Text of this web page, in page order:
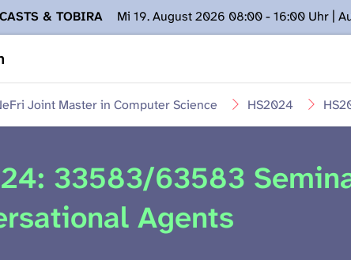
& TOBIRA
Mi 19. August 2026 08:00 - 16:00 Uhr |
nicht zur Verfügung stehen. Kontakt: www.podcast.unibe.ch
HS2024
Joint Master in Computer Science
33583/63583
Agents